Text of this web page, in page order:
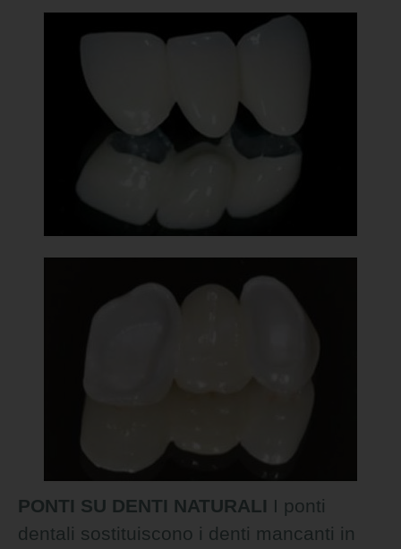
PONTI SU DENTI NATURALI I ponti
dentali sostituiscono i denti mancanti in